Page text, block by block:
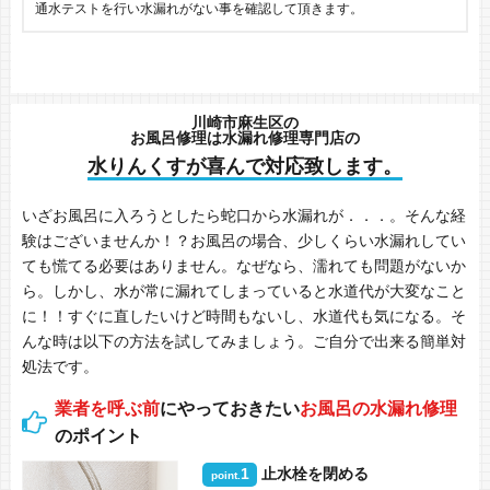
通水テストを行い水漏れがない事を確認して頂きます。
川崎市麻生区の
お風呂修理は水漏れ修理専門店の
水りんくすが喜んで対応致します。
いざお風呂に入ろうとしたら蛇口から水漏れが．．．。そんな経
験はございませんか！？お風呂の場合、少しくらい水漏れしてい
ても慌てる必要はありません。なぜなら、濡れても問題がないか
ら。しかし、水が常に漏れてしまっていると水道代が大変なこと
に！！すぐに直したいけど時間もないし、水道代も気になる。そ
んな時は以下の方法を試してみましょう。ご自分で出来る簡単対
処法です。
業者を呼ぶ前にやっておきたいお風呂の水漏れ修理
のポイント
point. 1 止水栓を閉める